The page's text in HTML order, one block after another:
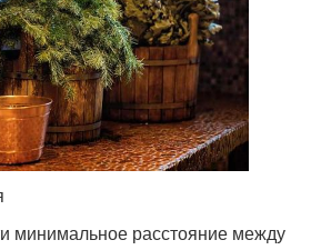
минимальное расстояние между